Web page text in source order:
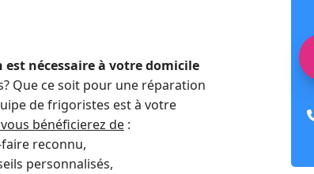
nécessaire à votre domicile
Que ce soit pour une réparation
de frigoristes est à votre
bénéficierez de :
reconnu,
personnalisés,